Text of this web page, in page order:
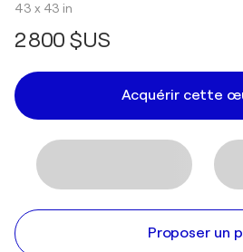
43 x 43 in
2 800 $US
Acquérir cette
Proposer un